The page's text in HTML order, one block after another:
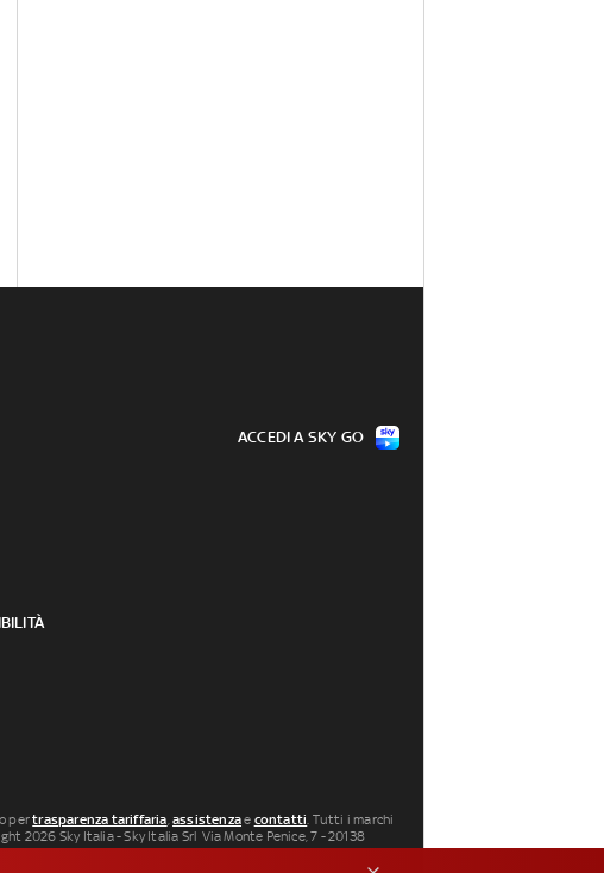
ACCEDI A SKY GO
o pertrasparenza tariffaria,assistenzae contatti. Tutti i marchi
2026 Sky Italia - Sky Italia Srl Via Monte Penice, 7 - 20138